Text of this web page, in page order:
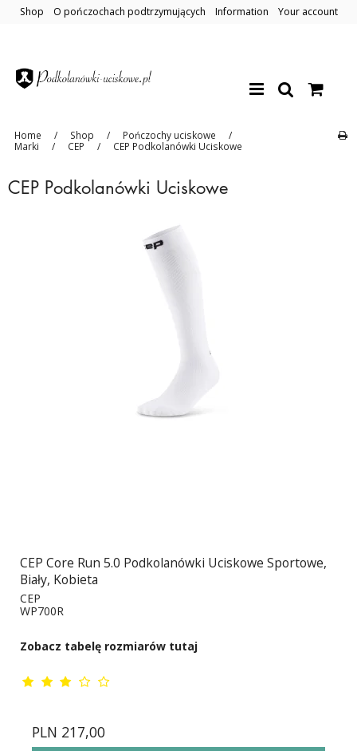
Shop O pończochach podtrzymujących Information Your account
Home / Shop / Pończochy uciskowe
/
Marki
/ CEP / CEP Podkolanówki Uciskowe
CEP Podkolanówki Uciskowe
CEP Core Run 5.0 Podkolanówki Uciskowe Sportowe,
Biały, Kobieta
CEP
WP700R
Zobacz tabelę rozmiarów tutaj
PLN 217,00